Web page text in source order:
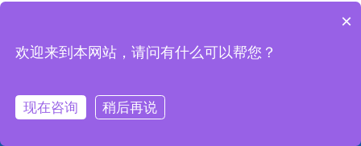
搅拌干燥机的调试与维护方法
搅拌干燥机立式揽拌机3吨加热功率多大
×
欢迎来到本网站，请问有什么可以帮您？
现在咨询 稍后再说